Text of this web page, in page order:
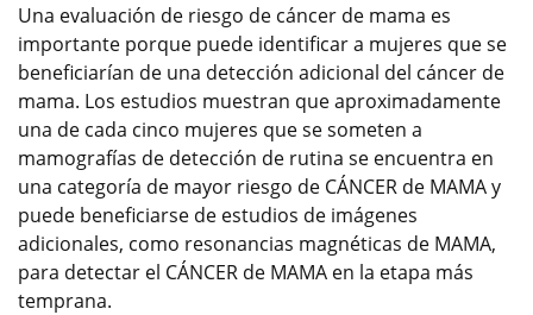
Una evaluación de riesgo de cáncer de mama es
importante porque puede identificar a mujeres que se
beneficiarían de una detección adicional del cáncer de
mama. Los estudios muestran que aproximadamente
una de cada cinco mujeres que se someten a
mamografías de detección de rutina se encuentra en
una categoría de mayor riesgo de CÁNCER de MAMA y
puede beneficiarse de estudios de imágenes
adicionales, como resonancias magnéticas de MAMA,
para detectar el CÁNCER de MAMA en la etapa más
temprana.